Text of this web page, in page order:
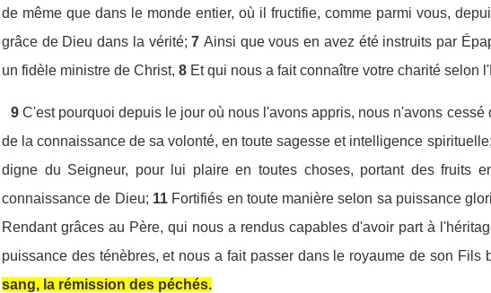
de même que dans le monde entier, où il fructifie, comme parmi vous,
grâce de Dieu dans la vérité; 7 Ainsi que vous en avez été instruits par
un fidèle ministre de Christ, 8 Et qui nous a fait connaître votre charité selon
9 C'est pourquoi depuis le jour où nous l'avons appris, nous n'avons
de la connaissance de sa volonté, en toute sagesse et intelligence spirituelle;
digne du Seigneur, pour lui plaire en toutes choses, portant des fruits
connaissance de Dieu; 11 Fortifiés en toute manière selon sa puissance
Rendant grâces au Père, qui nous a rendus capables d'avoir part à
puissance des ténèbres, et nous a fait passer dans le royaume de son Fils
sang, la rémission des péchés.